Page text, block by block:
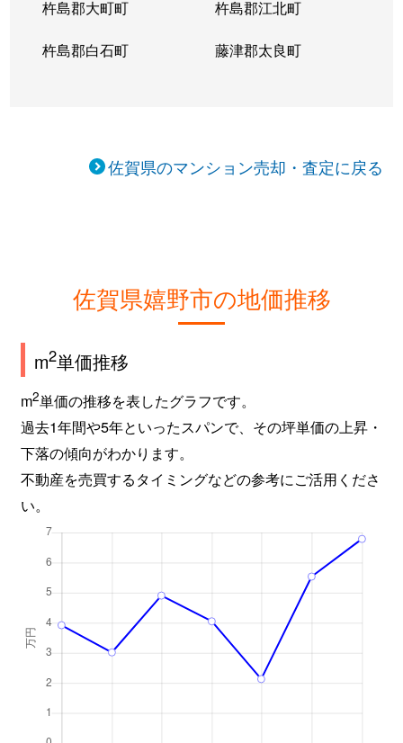
杵島郡大町町 杵島郡江北町
杵島郡白石町 藤津郡太良町
佐賀県のマンション売却・査定に戻る
佐賀県嬉野市の地価推移
m2単価推移
m2単価の推移を表したグラフです。
過去1年間や5年といったスパンで、その坪単価の上昇・
下落の傾向がわかります。
不動産を売買するタイミングなどの参考にご活用くださ
い。